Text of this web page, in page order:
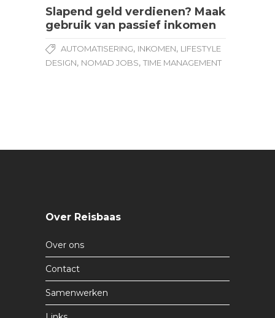
Slapend geld verdienen? Maak
gebruik van passief inkomen
AUTOMATISERING, INKOMEN, LIFESTYLE
DESIGN, NOMAD JOBS, TIME MANAGEMENT
Over Reisbaas
Over ons
Contact
Samenwerken